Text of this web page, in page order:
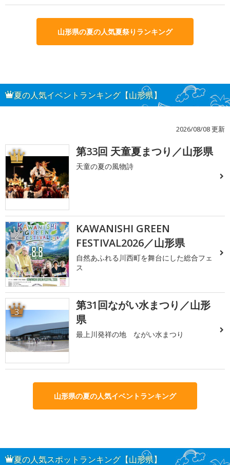
山形県の夏の人気夏祭りランキング
夏の人気イベントランキング【山形県】
2026/08/08 更新
1 第33回 天童夏まつり／山形県
天童の夏の風物詩
2
KAWANISHI GREEN
FESTIVAL2026／山形県
自然あふれる川西町を舞台にした総合フェ
ス
3
第31回ながい水まつり／山形
県
最上川発祥の地 ながい水まつり
山形県の夏の人気イベントランキング
夏の人気スポットランキング【山形県】